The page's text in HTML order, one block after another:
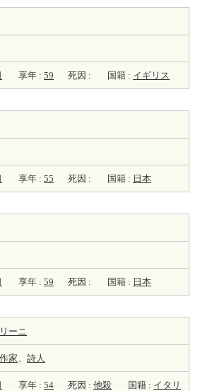
享年 : 59 死因 : 国籍 : イギリス
享年 : 55 死因 : 国籍 : 日本
享年 : 59 死因 : 国籍 : 日本
ーニ
作家、 詩人
享年 : 54 死因 : 他殺 国籍 : イタリ